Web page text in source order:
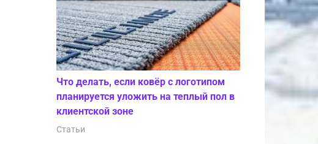
Что делать, если ковёр с логотипом
планируется уложить на теплый пол в
клиентской зоне
Статьи